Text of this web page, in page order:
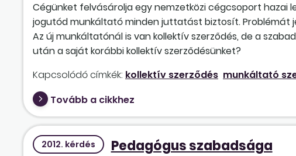
Cégünket felvásárolja egy nemzetközi cégcsoport hazai
jogutód munkáltató minden juttatást biztosít. Problémát
Az új munkáltatónál is van kollektív szerződés, de a
után a saját korábbi kollektív szerződésünket?
Kapcsolódó címkék: kollektív szerződés munkáltató
Tovább a cikkhez
2012. kérdés Pedagógus szabadsága